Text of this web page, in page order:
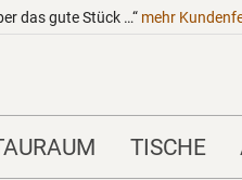
das gute Stück …“ mehr
TISCHE